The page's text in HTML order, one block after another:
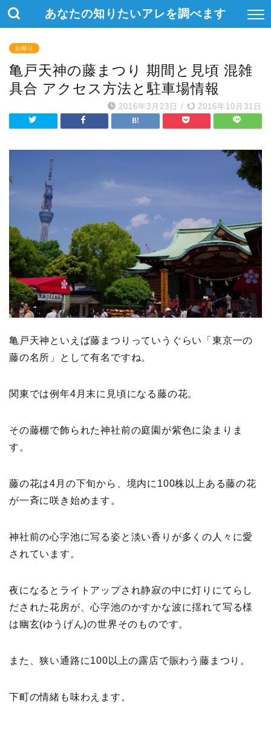
あなたの知りたいアレを調べます
お祭り
亀戸天神の藤まつり 期間と見頃 混雑
具合 アクセス方法と駐車場情報
2016年3月23日 / 2016年10月31日
亀戸天神といえば藤まつりっていうぐらい「東京一の
藤の名所」として有名ですね。
関東では例年4月末に見頃になる藤の花。
その藤棚で飾られた神社前の庭園が紫色に染まりま
す。
藤の花は4月の下旬から、境内に100株以上ある藤の花
が一斉に咲き始めます。
神社前の心字池に写る姿と淡い香りが多くの人々に愛
されています。
夜になるとライトアップされ静寂の中に灯りにてらし
だされた花房が、心字池のかすかな波に揺れて写る様
は幽玄(ゆうげん)の世界そのものです。
また、狭い通路に100以上の露店で賑わう藤まつり。
下町の情緒も味わえます。